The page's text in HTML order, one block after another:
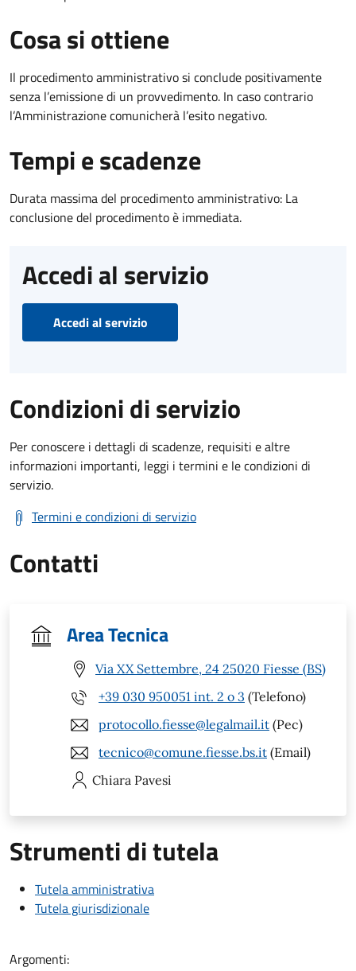
Cosa si ottiene
Il procedimento amministrativo si conclude positivamente
senza l’emissione di un provvedimento. In caso contrario
l’Amministrazione comunicherà l’esito negativo.
Tempi e scadenze
Durata massima del procedimento amministrativo: La
conclusione del procedimento è immediata.
Accedi al servizio
Accedi al servizio
Condizioni di servizio
Per conoscere i dettagli di scadenze, requisiti e altre
informazioni importanti, leggi i termini e le condizioni di
servizio.
Termini e condizioni di servizio
Contatti
Area Tecnica
Via XX Settembre, 24 25020 Fiesse (BS)
+39 030 950051 int. 2 o 3 (Telefono)
protocollo.fiesse@legalmail.it (Pec)
tecnico@comune.fiesse.bs.it (Email)
Chiara Pavesi
Strumenti di tutela
Tutela amministrativa
Tutela giurisdizionale
Argomenti: